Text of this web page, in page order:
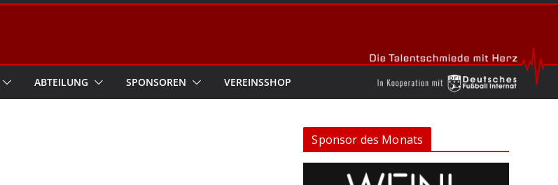
ABTEILUNG SPONSOREN VEREINSSHOP
Sponsor des Monats